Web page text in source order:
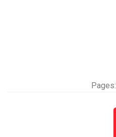
Pages: